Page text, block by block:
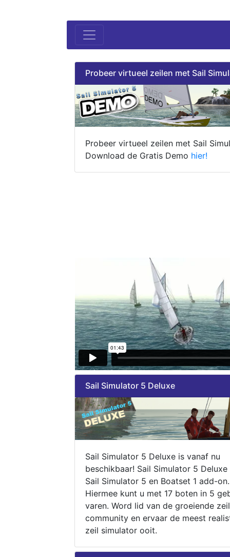
Probeer virtueel zeilen met Sail
Probeer virtueel zeilen met Sail
Download de Gratis Demo hier!
Sail Simulator 5 Deluxe
Sail Simulator 5 Deluxe is vanaf nu
beschikbaar! Sail Simulator 5
Sail Simulator 5 en Boatset 1 add-on.
Hiermee kunt u met 17 boten in 5
varen. Word lid van de groeiende zeil
community en ervaar de meest
zeil simulator ooit.